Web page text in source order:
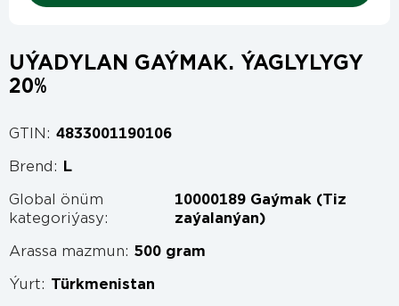
UÝADYLAN GAÝMAK. ÝAGLYLYGY
20%
GTIN: 4833001190106
Brend: L
Global önüm
kategoriýasy:
10000189 Gaýmak (Tiz
zaýalanýan)
Arassa mazmun: 500 gram
Ýurt: Türkmenistan